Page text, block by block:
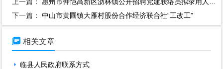
下一篇：中山市黄圃镇大雁村股份合作经济联合社“工改工”
 相关文章
临县人民政府联系方式